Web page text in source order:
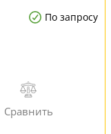
По запросу